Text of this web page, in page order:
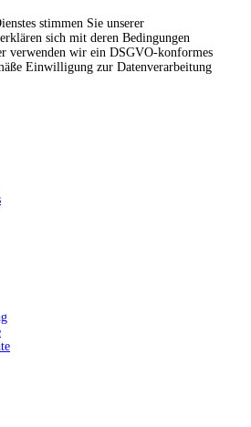
stimmen Sie unserer
sich mit deren Bedingungen
verwenden wir ein DSGVO-konformes
Einwilligung zur Datenverarbeitung